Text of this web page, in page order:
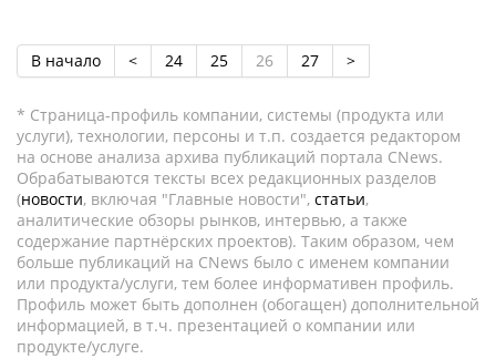
В начало < 24 25 26 27 >
* Страница-профиль компании, системы (продукта или
услуги), технологии, персоны и т.п. создается редактором
на основе анализа архива публикаций портала CNews.
Обрабатываются тексты всех редакционных разделов
(новости, включая "Главные новости", статьи,
аналитические обзоры рынков, интервью, а также
содержание партнёрских проектов). Таким образом, чем
больше публикаций на CNews было с именем компании
или продукта/услуги, тем более информативен профиль.
Профиль может быть дополнен (обогащен) дополнительной
информацией, в т.ч. презентацией о компании или
продукте/услуге.